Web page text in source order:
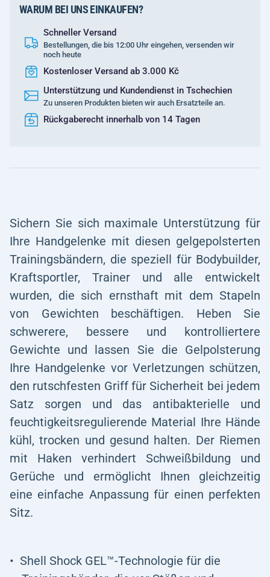
WARUM BEI UNS EINKAUFEN?
Schneller Versand
Bestellungen, die bis 12:00 Uhr eingehen, versenden wir
noch heute
Kostenloser Versand ab 3.000 Kč
Unterstützung und Kundendienst in Tschechien
Zu unseren Produkten bieten wir auch Ersatzteile an.
Rückgaberecht innerhalb von 14 Tagen
Sichern Sie sich maximale Unterstützung für
Ihre Handgelenke mit diesen gelgepolsterten
Trainingsbändern, die speziell für Bodybuilder,
Kraftsportler, Trainer und alle entwickelt
wurden, die sich ernsthaft mit dem Stapeln
von Gewichten beschäftigen. Heben Sie
schwerere, bessere und kontrolliertere
Gewichte und lassen Sie die Gelpolsterung
Ihre Handgelenke vor Verletzungen schützen,
den rutschfesten Griff für Sicherheit bei jedem
Satz sorgen und das antibakterielle und
feuchtigkeitsregulierende Material Ihre Hände
kühl, trocken und gesund halten. Der Riemen
mit Haken verhindert Schweißbildung und
Gerüche und ermöglicht Ihnen gleichzeitig
eine einfache Anpassung für einen perfekten
Sitz.
Shell Shock GEL™-Technologie für die